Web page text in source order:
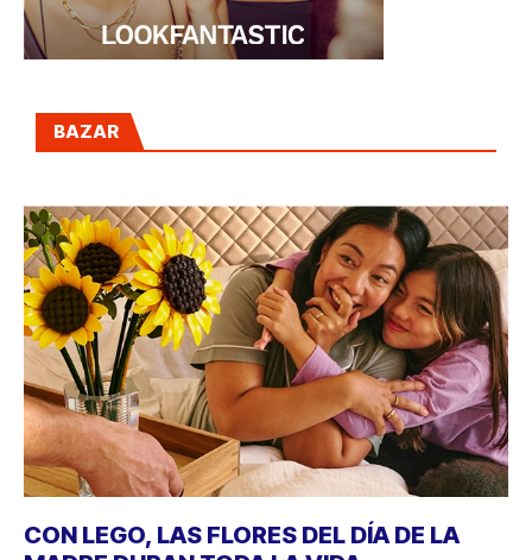
BAZAR
CON LEGO, LAS FLORES DEL DÍA DE LA